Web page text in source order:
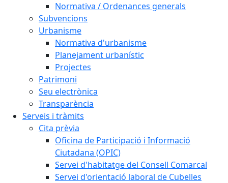
Normativa / Ordenances generals
Subvencions
Urbanisme
Normativa d'urbanisme
Planejament urbanístic
Projectes
Patrimoni
Seu electrònica
Transparència
Serveis i tràmits
Cita prèvia
Oficina de Participació i Informació
Ciutadana (OPIC)
Servei d'habitatge del Consell Comarcal
Servei d'orientació laboral de Cubelles